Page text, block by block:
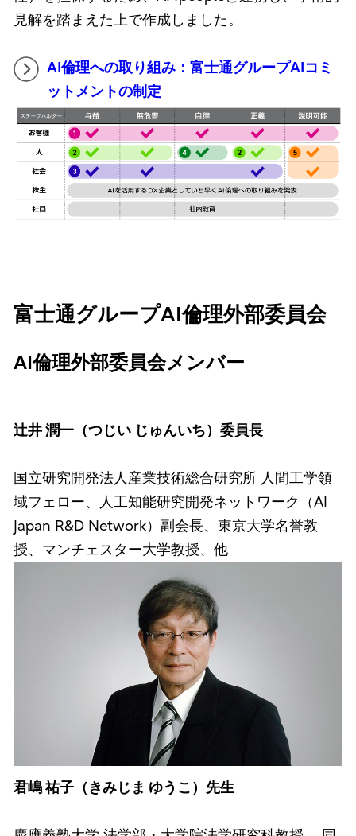
見解を踏まえた上で作成しました。
AI倫理への取り組み：富士通グループAIコミ
ットメントの制定
富士通グループAI倫理外部委員会
AI倫理外部委員会メンバー
辻井 潤一（つじい じゅんいち）委員長
国立研究開発法人産業技術総合研究所 人間工学領
域フェロー、人工知能研究開発ネットワーク（AI
Japan R&D Network）副会長、東京大学名誉教
授、マンチェスター大学教授、他
君嶋 祐子（きみじま ゆうこ）先生